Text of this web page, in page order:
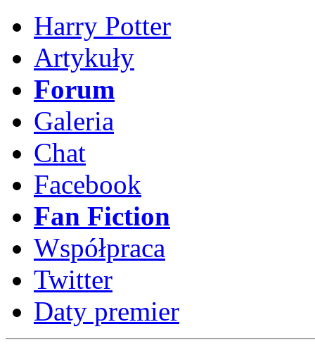
Harry Potter
Artykuły
Forum
Galeria
Chat
Facebook
Fan Fiction
Współpraca
Twitter
Daty premier